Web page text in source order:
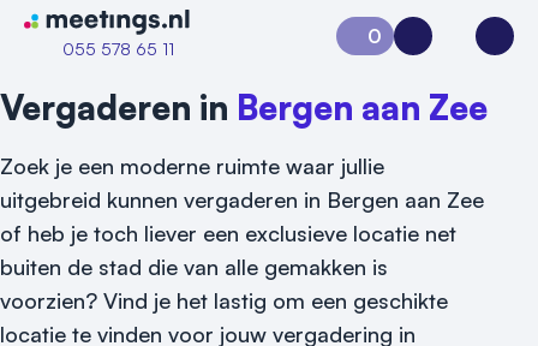
Naar home van Meetings
055 578 65 11
0
Aanvraag 0Inloggen
Vergaderen in Bergen aan Zee
Zoek je een moderne ruimte waar jullie
uitgebreid kunnen vergaderen in Bergen aan Zee
of heb je toch liever een exclusieve locatie net
buiten de stad die van alle gemakken is
voorzien? Vind je het lastig om een geschikte
locatie te vinden voor jouw vergadering in